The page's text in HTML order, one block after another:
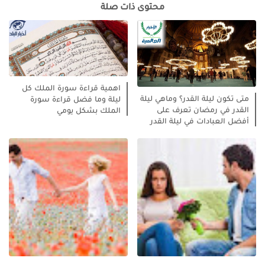
محتوى ذات صلة
متى تكون ليلة القدر؟ وماهي ليلة
القدر في رمضان تعرف على
أفضل العبادات في ليلة القدر
اهمية قراءة سورة الملك كل
ليلة وما فضل قراءة سورة
الملك بشكل يومي